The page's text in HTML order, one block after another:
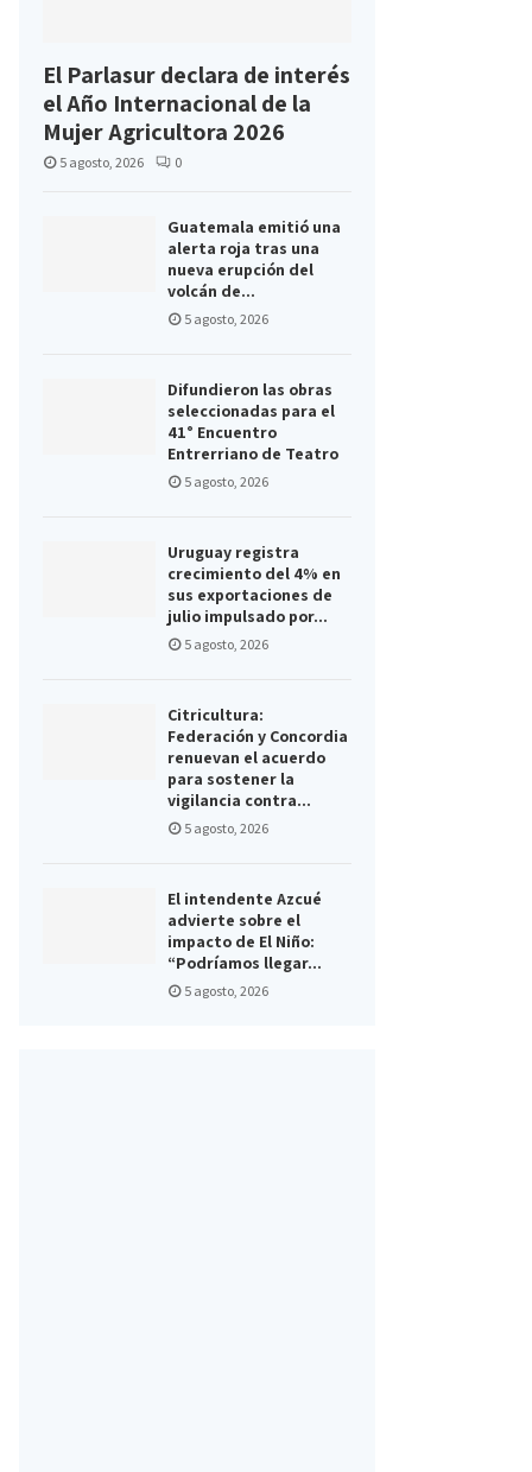
El Parlasur declara de interés
el Año Internacional de la
Mujer Agricultora 2026
5 agosto, 2026 0
Guatemala emitió una
alerta roja tras una
nueva erupción del
volcán de...
5 agosto, 2026
Difundieron las obras
seleccionadas para el
41° Encuentro
Entrerriano de Teatro
5 agosto, 2026
Uruguay registra
crecimiento del 4% en
sus exportaciones de
julio impulsado por...
5 agosto, 2026
Citricultura:
Federación y Concordia
renuevan el acuerdo
para sostener la
vigilancia contra...
5 agosto, 2026
El intendente Azcué
advierte sobre el
impacto de El Niño:
“Podríamos llegar...
5 agosto, 2026